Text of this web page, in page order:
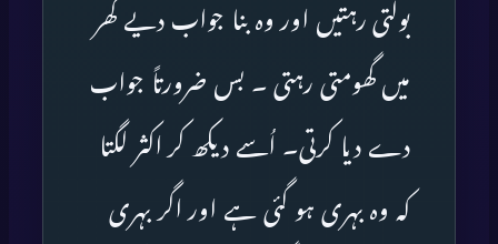
بولتی رہتیں اور وہ بنا جواب دیے گھر
میں گھومتی رہتی ۔ بس ضرورتاً جواب
دے دیا کرتی۔ اُسے دیکھ کر اکثر لگتا
کہ وہ بہری ہو گئی ہے اور اگر بہری